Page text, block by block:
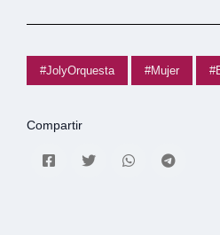
#JolyOrquesta #Mujer
Compartir